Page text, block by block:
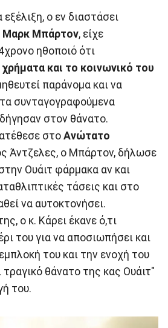
ο εν διαστάσει
Μαρκ Μπάρτον, είχε
ηθοποιό ότι
χρήματα και το κοινωνικό του
παράνομα και να
συνταγογραφούμενα
στον θάνατο.
στο Ανώτατο
Άντζελες, ο Μπάρτον, δήλωσε
Ουάιτ φάρμακα αν και
τάσεις και στο
να αυτοκτονήσει.
ο κ. Κάρει έκανε ό,τι
του για να αποσιωπήσει και
του και την ενοχή του
θάνατο της κας Ουάιτ"
του.